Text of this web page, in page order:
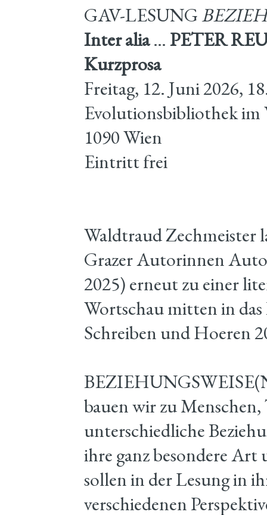
GAV-LESUNG
Inter alia…PETER
Kurzprosa
Freitag, 12. Juni 2026,
Evolutionsbibliothek im
1090 Wien
Eintritt frei
Waldtraud Zechmeister
Grazer Autorinnen
2025) erneut zu einer
Wortschau mitten in das
Schreiben und Hoeren
bauen wir zu
unterschiedliche
ihre ganz besondere
sollen in der Lesung in
verschiedenen